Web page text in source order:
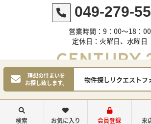
理想の住まいを
お探し致します。
物件探しリクエストフ
049-279-
営業時間：9：00～18：00
定休日：火曜日、水曜日
©センチュリー21明和ハウ
検索 お気に入り 会員登録 来